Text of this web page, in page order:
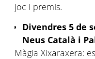
joc i premis.
Divendres 5 de
Neus Català i
Màgia Xixaraxera: